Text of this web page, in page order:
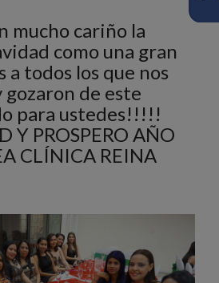
mucho cariño la
como una gran
todos los que nos
gozaron de este
para ustedes!!!!!
Y PROSPERO AÑO
CLÍNICA REINA